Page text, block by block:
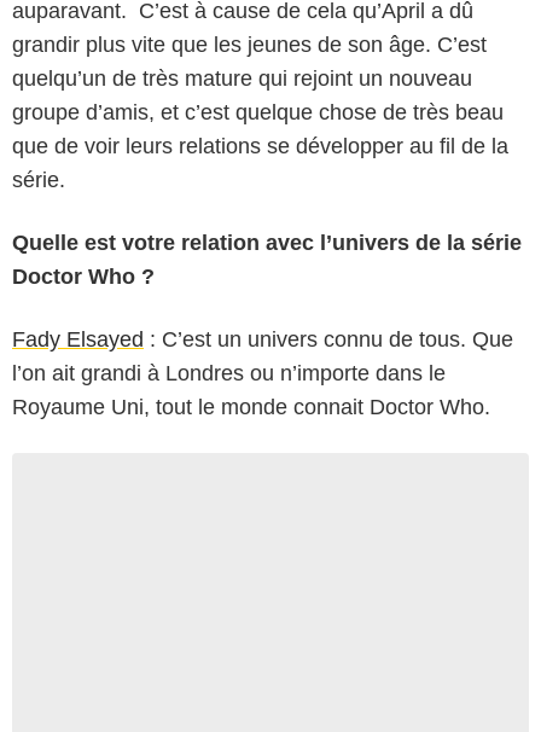
auparavant. C’est à cause de cela qu’April a dû
grandir plus vite que les jeunes de son âge. C’est
quelqu’un de très mature qui rejoint un nouveau
groupe d’amis, et c’est quelque chose de très beau
que de voir leurs relations se développer au fil de la
série.
Quelle est votre relation avec l’univers de la série
Doctor Who ?
Fady Elsayed : C’est un univers connu de tous. Que
l’on ait grandi à Londres ou n’importe dans le
Royaume Uni, tout le monde connait Doctor Who.